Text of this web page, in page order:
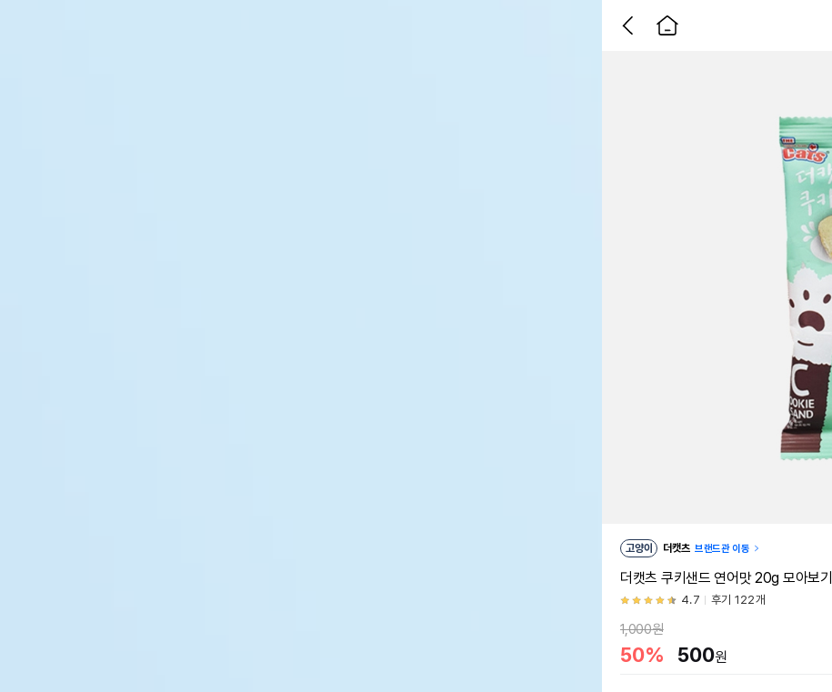
고양이 더캣츠 브랜드관 이동
더캣츠 쿠키샌드 연어맛 20g 모아보기
4.7 후기 122개
1,000원
50% 500원